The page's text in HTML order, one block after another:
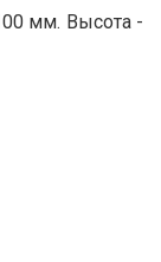
мм. Высота -